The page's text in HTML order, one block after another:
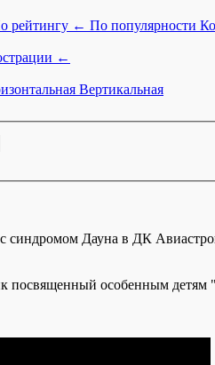
рейтингу ← По популярности
←
Вертикальная
синдромом Дауна в ДК
посвященный особенным